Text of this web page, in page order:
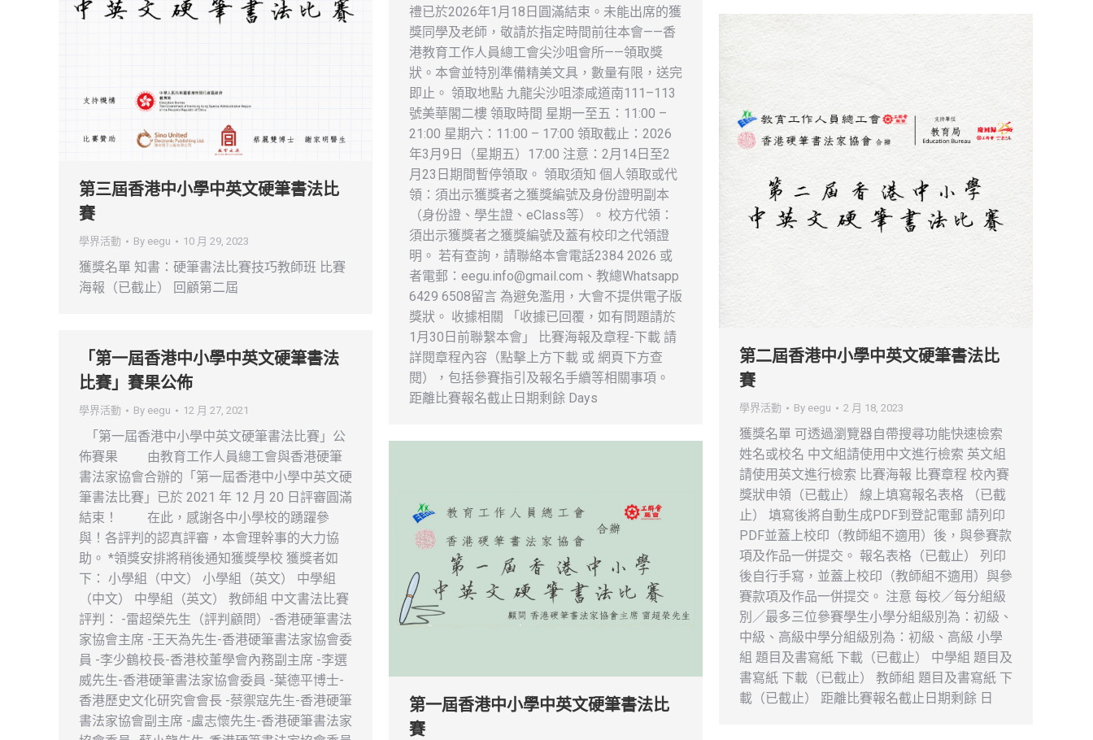
禮已​於2026年1月18日圓滿結束。未能出席的獲
獎同學及老師，敬請於指定時間前往本會——香
港教育工作人員總工會尖沙咀會所——領取獎
狀。本會並特別準備精美文具，數量有限，送完
即止。 領取地點 九龍尖沙咀漆咸道南111–113
號美華閣二樓 領取時間 星期一至五：11:00 –
21:00 星期六：11:00 – 17:00 領取截止：2026
年3月9日（星期五）17:00 注意：2月14日至2
月23日期間暫停領取。 領取須知 個人領取或代
領：須出示獲獎者之獲獎編號及身份證明副本
（身份證、學生證、eClass等）。 校方代領：
須出示獲獎者之獲獎編號及蓋有校印之代領證
明。 若有查詢，請聯絡本會電話2384 2026 或
者電郵：eegu.info@gmail.com、教總Whatsapp
6429 6508留言 為避免濫用，大會不提供電子版
獎狀。 收據相關 「收據已回覆，如有問題請於
1月30日前聯繫本會」 比賽海報及章程-下載 請
詳閱章程內容（點擊上方下載 或 網頁下方查
閱），包括參賽指引及報名手續等相關事項。
距離比賽報名截止日期剩餘 Days
第三屆香港中小學中英文硬筆書法比
賽
學界活動 By eegu 10 月 29, 2023
獲獎名單 知書：硬筆書法比賽技巧教師班 比賽
海報（已截止） 回顧第二屆
第二屆香港中小學中英文硬筆書法比
賽
學界活動 By eegu 2 月 18, 2023
獲獎名單 可透過瀏覽器自帶搜尋功能快速檢索
姓名或校名 中文組請使用中文進行檢索 英文組
請使用英文進行檢索 比賽海報 比賽章程 校內賽
獎狀申領（已截止） 線上填寫報名表格 （已截
止） 填寫後將自動生成PDF到登記電郵 請列印
PDF並蓋上校印（教師組不適用）後，與參賽款
項及作品一併提交。 報名表格（已截止） 列印
後自行手寫，並蓋上校印（教師組不適用）與參
賽款項及作品一併提交。 注意 每校／每分組級
別／最多三位參賽學生小學分組級別為：初級、
中級、高級中學分組級別為：初級、高級 小學
組 題目及書寫紙 下載（已截止） 中學組 題目及
書寫紙 下載（已截止） 教師組 題目及書寫紙 下
載（已截止） 距離比賽報名截止日期剩餘 日
「第一屆香港中小學中英文硬筆書法
比賽」賽果公佈
學界活動 By eegu 12 月 27, 2021
「第一屆香港中小學中英文硬筆書法比賽」公
佈賽果 由教育工作人員總工會與香港硬筆
書法家協會合辦的「第一屆香港中小學中英文硬
筆書法比賽」已於 2021 年 12 月 20 日評審圓滿
結束！ 在此，感謝各中小學校的踴躍參
與！各評判的認真評審，本會理幹事的大力協
助。 *領獎安排將稍後通知獲獎學校 獲獎者如
下： 小學組（中文） 小學組（英文） 中學組
（中文） 中學組（英文） 教師組 中文書法比賽
評判： -雷超榮先生（評判顧問）-香港硬筆書法
家協會主席 -王天為先生-香港硬筆書法家協會委
員 -李少鶴校長-香港校董學會內務副主席 -李選
威先生-香港硬筆書法家協會委員 -葉德平博士-
香港歷史文化研究會會長 -蔡禦寇先生-香港硬筆
書法家協會副主席 -盧志懷先生-香港硬筆書法家
第一屆香港中小學中英文硬筆書法比
賽